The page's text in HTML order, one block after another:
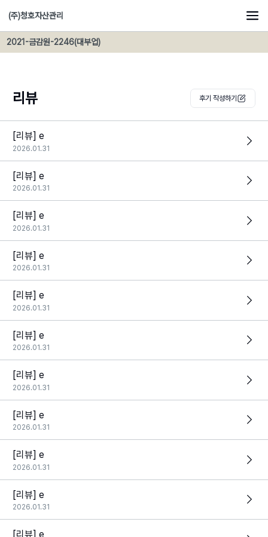
(주)청호자산관리
2021-금감원-2246(대부업)
리뷰 후기 작성하기
[리뷰] e
2026.01.31
[리뷰] e
2026.01.31
[리뷰] e
2026.01.31
[리뷰] e
2026.01.31
[리뷰] e
2026.01.31
[리뷰] e
2026.01.31
[리뷰] e
2026.01.31
[리뷰] e
2026.01.31
[리뷰] e
2026.01.31
[리뷰] e
2026.01.31
[리뷰] e